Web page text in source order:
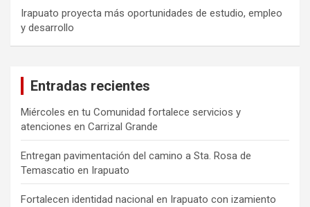
Irapuato proyecta más oportunidades de estudio, empleo
y desarrollo
Entradas recientes
Miércoles en tu Comunidad fortalece servicios y
atenciones en Carrizal Grande
Entregan pavimentación del camino a Sta. Rosa de
Temascatio en Irapuato
Fortalecen identidad nacional en Irapuato con izamiento